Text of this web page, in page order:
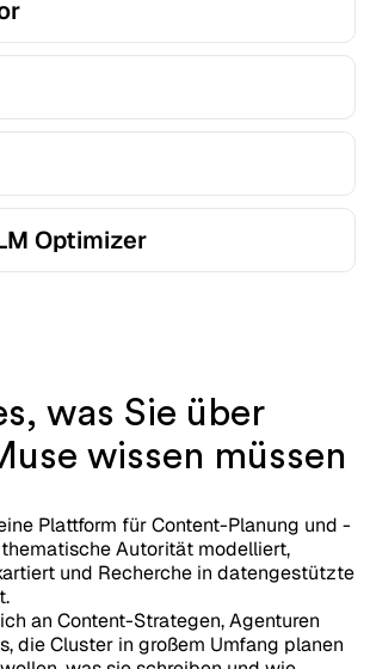
Optimizer
was Sie über
wissen müssen
Plattform für Content-Planung und -
Autorität modelliert,
und Recherche in datengestützte
an Content-Strategen, Agenturen
die Cluster in großem Umfang planen